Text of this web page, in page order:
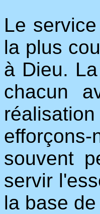
Le
la plus
à Dieu.
chacun
souvent
servir
la base